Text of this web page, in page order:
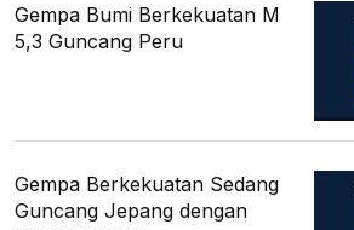
Gempa Bumi Berkekuatan M
5,3 Guncang Peru
Gempa Berkekuatan Sedang
Guncang Jepang dengan